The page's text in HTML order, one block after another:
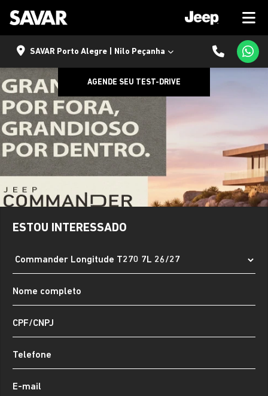
SAVAR Porto Alegre | Nilo Peçanha
ESTOU INTERESSADO
AGENDE SEU TEST-DRIVE